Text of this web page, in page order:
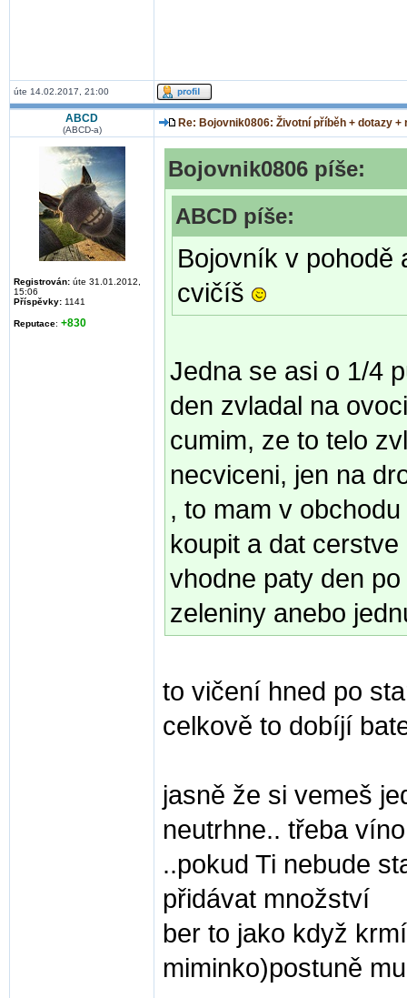
úte 14.02.2017, 21:00
ABCD
(ABCD-a)
Re: Bojovnik0806: Životní příběh + dotazy
Registrován: úte 31.01.2012,
15:06
Příspěvky: 1141
Reputace: +830
Bojovnik0806 píše:
ABCD píše:
Bojovník v pohodě
cvičíš
Jedna se asi o 1/4
den zvladal na
cumim, ze to telo
necviceni, jen na
, to mam v
koupit a dat
vhodne paty den
zeleniny anebo
to vičení hned po
celkově to dobíjí
jasně že si vemeš
neutrhne.. třeba
..pokud Ti nebude
přidávat množství
ber to jako když
miminko)postuně